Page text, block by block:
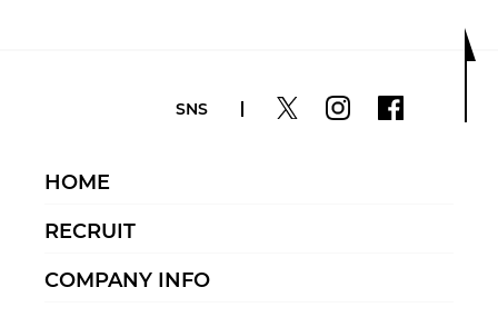
SNS
HOME
RECRUIT
COMPANY INFO